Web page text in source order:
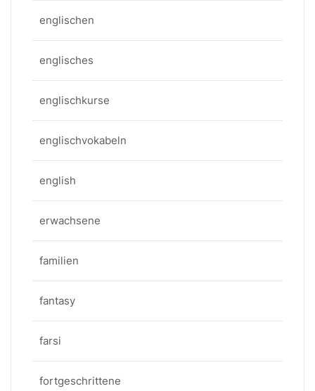
englischen
englisches
englischkurse
englischvokabeln
english
erwachsene
familien
fantasy
farsi
fortgeschrittene